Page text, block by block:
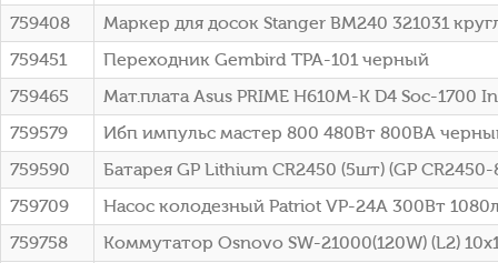
759408
Маркер для досок Stanger BM240 321031
759451
Переходник Gembird TPA-101 черный
759465
Мат.плата Asus PRIME H610M-K D4 Soc-1700
759579
Ибп импульс мастер 800 480Вт 800ВА
759590
Батарея GP Lithium CR2450 (5шт) (GP CR2450-
759709
Насос колодезный Patriot VP-24A 300Вт
759758
Коммутатор Osnovo SW-21000(120W) (L2)